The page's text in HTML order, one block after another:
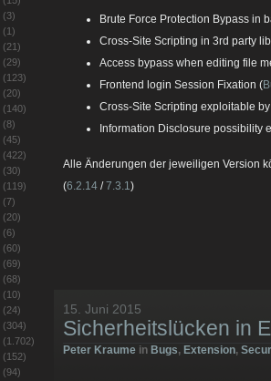
Brute Force Protection Bypass in
Cross-Site Scripting in 3rd party
Access bypass when editing file
Frontend login Session Fixation (
Cross-Site Scripting exploitable
Information Disclosure possibility
Alle Änderungen der jeweiligen Version
(6.2.14 /7.3.1)
15. Juni 2015
Sicherheitslücken in
Peter Kraume in Bugs, Extension,
(3)
(1)
(21)
(29)
(123)
(20)
(140)
(8)
(45)
(422)
(30)
(119)
(7)
(20)
(6)
(60)
(69)
(68)
(10)
(24)
(304)
(1.702)
(152)
(94)